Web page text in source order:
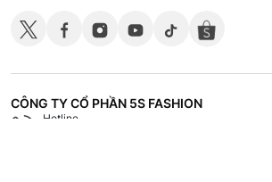
CÔNG TY CỔ PHẦN 5S FASHION
Hotline